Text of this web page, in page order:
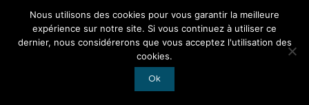
CGV
Mentions légales
Nous utilisons des cookies pour vous garantir la meilleure
expérience sur notre site. Si vous continuez à utiliser ce
dernier, nous considérerons que vous acceptez l'utilisation des
cookies.
Ok